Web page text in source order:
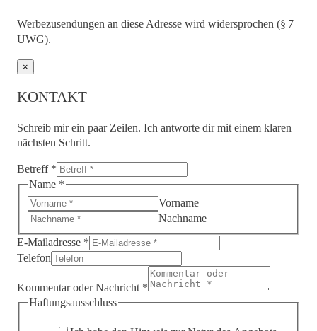
Werbezusendungen an diese Adresse wird widersprochen (§ 7
UWG).
×
KONTAKT
Schreib mir ein paar Zeilen. Ich antworte dir mit einem klaren
nächsten Schritt.
Betreff *
Name *
Vorname
Nachname
E-Mailadresse *
Telefon
Kommentar oder Nachricht *
Haftungsausschluss